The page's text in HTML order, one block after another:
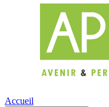
Accueil